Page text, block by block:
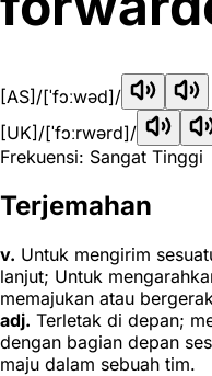
[AS] /[ˈfɔːwəd]/
[UK] /[ˈfɔːrwərd]/
Frekuensi: Sangat Tinggi
Terjemahan
v. Untuk mengirim
lanjut; Untuk
memajukan atau
adj. Terletak di depan;
dengan bagian depan
maju dalam sebuah tim.